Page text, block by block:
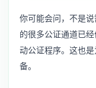
你可能会问，不是
的很多公证通道已
动公证程序。这也
备。